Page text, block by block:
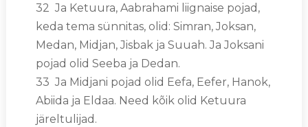
32 Ja Ketuura, Aabrahami liignaise pojad,
keda tema sünnitas, olid: Simran, Joksan,
Medan, Midjan, Jisbak ja Suuah. Ja Joksani
pojad olid Seeba ja Dedan.
33 Ja Midjani pojad olid Eefa, Eefer, Hanok,
Abiida ja Eldaa. Need kõik olid Ketuura
järeltulijad.